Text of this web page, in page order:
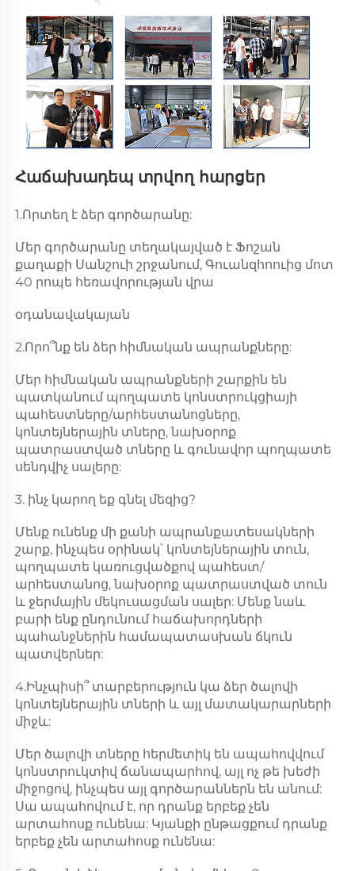
Հաճախադեպ տրվող հարցեր
1.Որտեղ է ձեր գործարանը:
Մեր գործարանը տեղակայված է Ֆոշան
քաղաքի Սանշուի շրջանում, Գուանզհոուից մոտ
40 րոպե հեռավորության վրա
օդանավակայան
2.Որո՞նք են ձեր հիմնական ապրանքները:
Մեր հիմնական ապրանքների շարքին են
պատկանում պողպատե կոնստրուկցիայի
պահեստները/արհեստանոցները,
կոնտեյներային տները, նախօրոք
պատրաստված տները և գունավոր պողպատե
սենդվիչ սալերը:
3. ինչ կարող եք գնել մեզից?
Մենք ունենք մի քանի ապրանքատեսակների
շարք, ինչպես օրինակ՝ կոնտեյներային տուն,
պողպատե կառուցվածքով պահեստ/
արհեստանոց, նախօրոք պատրաստված տուն
և ջերմային մեկուսացման սալեր: Մենք նաև
բարի ենք ընդունում հաճախորդների
պահանջներին համապատասխան ճկուն
պատվերներ:
4.Ինչպիսի՞ տարբերություն կա ձեր ծալովի
կոնտեյներային տների և այլ մատակարարների
միջև:
Մեր ծալովի տները հերմետիկ են ապահովվում
կոնստրուկտիվ ճանապարհով, այլ ոչ թե խեժի
միջոցով, ինչպես այլ գործարաններն են անում:
Սա ապահովում է, որ դրանք երբեք չեն
արտահոսք ունենա: Կյանքի ընթացքում դրանք
երբեք չեն արտահոսք ունենա: